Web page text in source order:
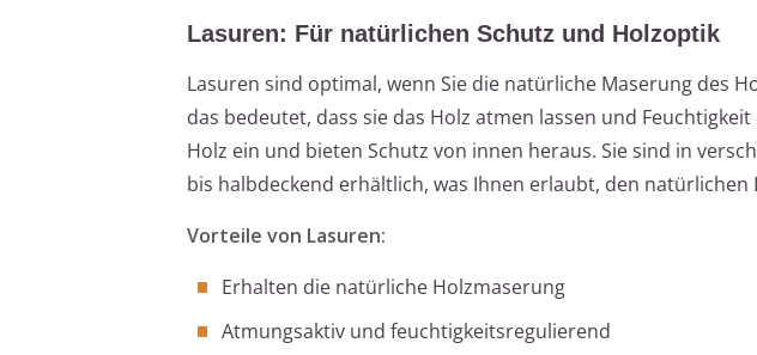
Lasuren: Für natürlichen Schutz und Holzoptik
Lasuren sind optimal, wenn Sie die natürliche Maserung des
das bedeutet, dass sie das Holz atmen lassen und
Holz ein und bieten Schutz von innen heraus. Sie sind in
bis halbdeckend erhältlich, was Ihnen erlaubt, den
Vorteile von Lasuren:
Erhalten die natürliche Holzmaserung
Atmungsaktiv und feuchtigkeitsregulierend